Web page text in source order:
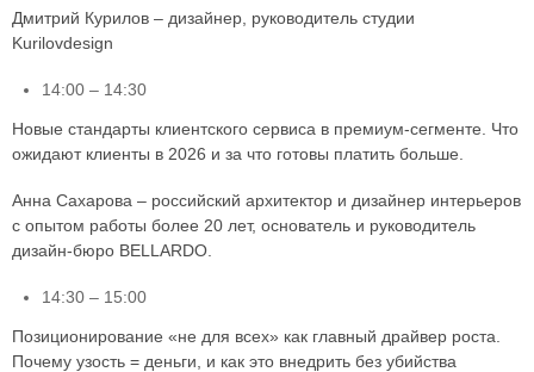
Дмитрий Курилов – дизайнер, руководитель студии
Kurilovdesign
14:00 – 14:30
Новые стандарты клиентского сервиса в премиум-сегменте. Что
ожидают клиенты в 2026 и за что готовы платить больше.
Анна Сахарова – российский архитектор и дизайнер интерьеров
с опытом работы более 20 лет, основатель и руководитель
дизайн-бюро BELLARDO.
14:30 – 15:00
Позиционирование «не для всех» как главный драйвер роста.
Почему узость = деньги, и как это внедрить без убийства